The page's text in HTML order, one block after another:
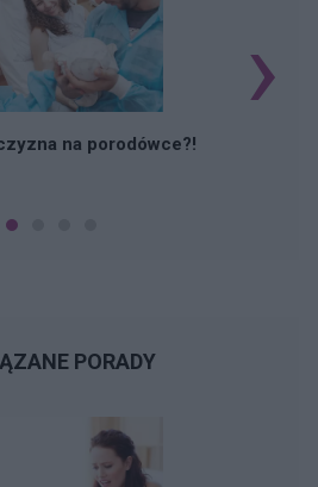
na porodówce?!
›
PORADY